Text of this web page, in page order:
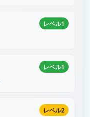
レベル1
レベル1
レベル2